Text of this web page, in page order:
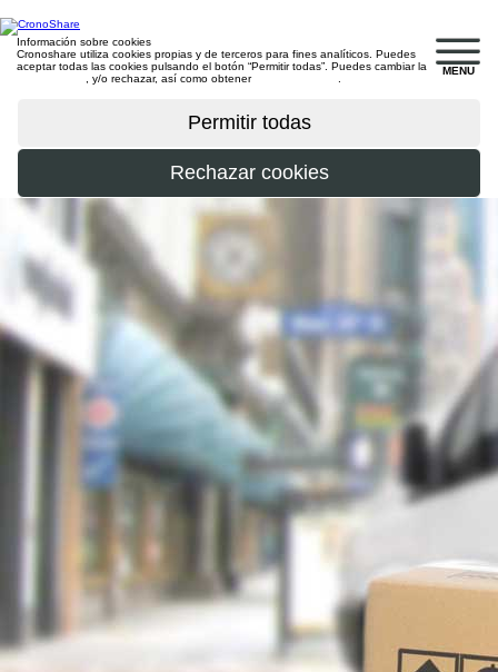
MENU
Información sobre cookies
Cronoshare utiliza cookies propias y de terceros para fines analíticos. Puedes
aceptar todas las cookies pulsando el botón “Permitir todas”. Puedes cambiar la
, y/o rechazar, así como obtener